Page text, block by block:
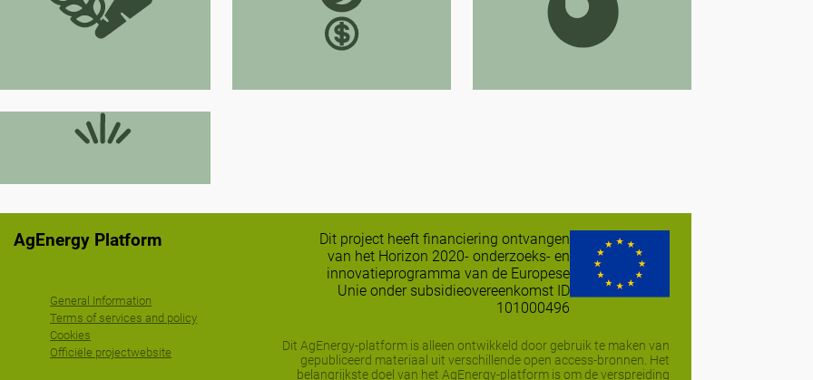
Gewasdiversificatie
Bodem en water
conservatietechnieken
Brand bestrijding
Grasland beheer
AgEnergy Platform
General Information
Terms of services and policy
Cookies
Officiële projectwebsite
Dit project heeft financiering ontvangen
van het Horizon 2020- onderzoeks- en
innovatieprogramma van de Europese
Unie onder subsidieovereenkomst ID
101000496
Dit AgEnergy-platform is alleen ontwikkeld door gebruik te maken van
gepubliceerd materiaal uit verschillende open access-bronnen. Het
belangrijkste doel van het AgEnergy-platform is om de verspreiding